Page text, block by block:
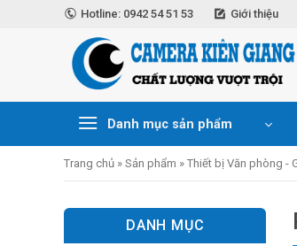
Hotline: 0942 54 51 53 Giới thiệu
Danh mục sản phẩm
Trang chủ » Sản phẩm » Thiết bị Văn phòng -
DANH MỤC